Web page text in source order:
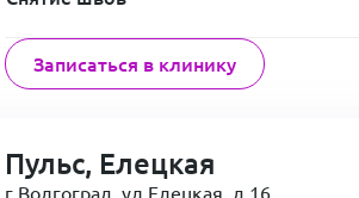
Записаться в клинику
Пульс, Елецкая
г Волгоград, ул Елецкая, д 16